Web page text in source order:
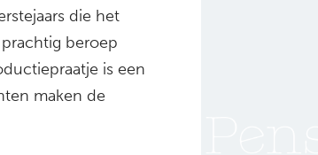
die het
beroep
is een
maken de